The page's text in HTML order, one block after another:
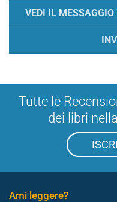
Tutte le
dei libri
Ami leggere?